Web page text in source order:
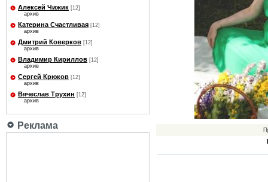
Алексей Чижик [12]
архив
Катерина Счастливая [12]
архив
Дмитрий Коверков [12]
архив
Владимир Кириллов [12]
архив
Сергей Крюков [12]
архив
Вячеслав Трухин [12]
архив
Реклама